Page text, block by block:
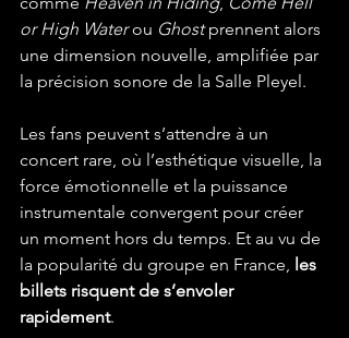
or High Water ou Ghost prennent alors
une dimension nouvelle, amplifiée par
la précision sonore de la Salle Pleyel.
Les fans peuvent s’attendre à un
concert rare, où l’esthétique visuelle, la
force émotionnelle et la puissance
instrumentale convergent pour créer
un moment hors du temps. Et au vu de
la popularité du groupe en France, les
billets risquent de s’envoler
rapidement.